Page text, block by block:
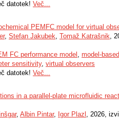
datotek! Več...
PEMFC model for virtual
, Stefan Jakubek, Tomaž Katrašnik,
FC performance model , model-
sensitivity, virtual observers
datotek! Več...
in a parallel-plate microfluidic
, Albin Pintar, Igor Plazl , 2026,